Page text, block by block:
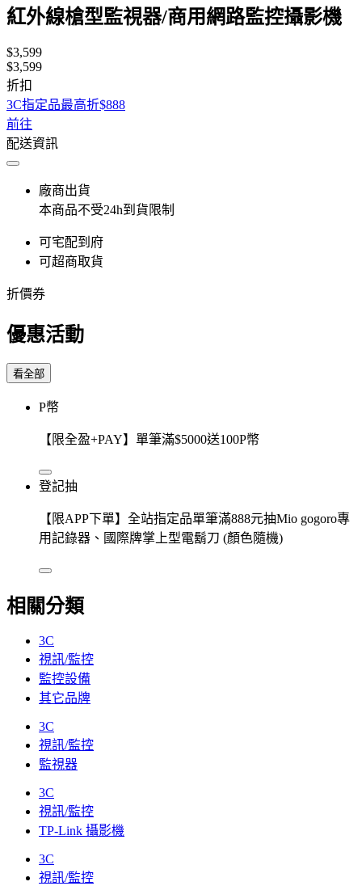
紅外線槍型監視器/商用網路監控攝影機
$3,599
$3,599
折扣
3C指定品最高折$888
前往
配送資訊
廠商出貨
本商品不受24h到貨限制
可宅配到府
可超商取貨
折價券
優惠活動
看全部
P幣
【限全盈+PAY】單筆滿$5000送100P幣
登記抽
【限APP下單】全站指定品單筆滿888元抽Mio gogoro專
用記錄器、國際牌掌上型電鬍刀 (顏色隨機)
相關分類
3C
視訊/監控
監控設備
其它品牌
3C
視訊/監控
監視器
3C
視訊/監控
TP-Link 攝影機
3C
視訊/監控